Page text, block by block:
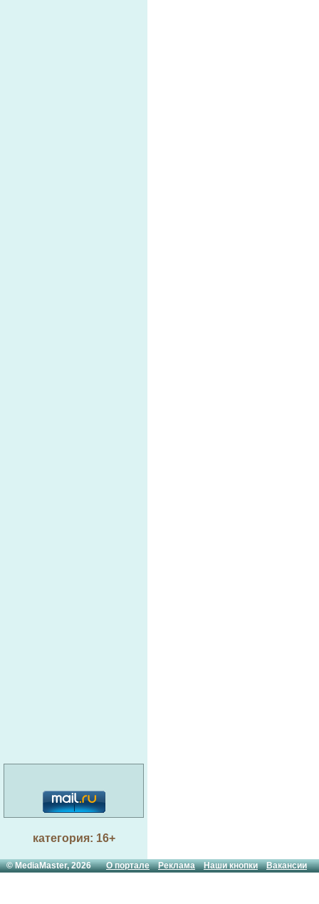
категория: 16+
© MediaMaster, 2026О портале Реклама Наши кнопки Вакансии